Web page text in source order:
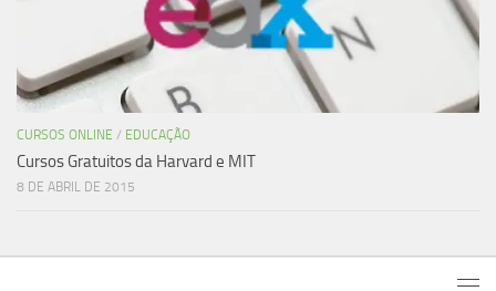
CURSOS ONLINE / EDUCAÇÃO
Cursos Gratuitos da Harvard e MIT
8 DE ABRIL DE 2015